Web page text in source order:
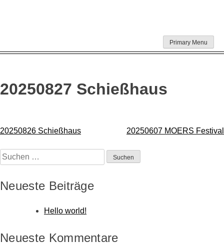
Primary Menu
20250827 Schießhaus
Beitragsnavigation
20250826 Schießhaus 20250607 MOERS Festival
Suchen
nach:
Neueste Beiträge
Hello world!
Neueste Kommentare